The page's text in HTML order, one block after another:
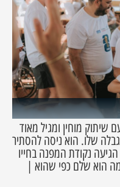
נולד עם שיתוק מוחין ומגיל מאוד
שלו. הוא ניסה להסתיר
נקודת המפנה בחייו
הוא שלם כפי שהוא |